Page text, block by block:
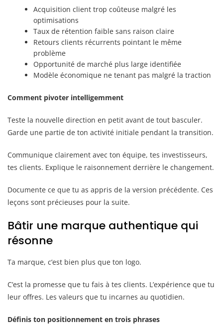
Acquisition client trop coûteuse malgré les
optimisations
Taux de rétention faible sans raison claire
Retours clients récurrents pointant le même
problème
Opportunité de marché plus large identifiée
Modèle économique ne tenant pas malgré la traction
Comment pivoter intelligemment
Teste la nouvelle direction en petit avant de tout basculer.
Garde une partie de ton activité initiale pendant la transition.
Communique clairement avec ton équipe, tes investisseurs,
tes clients. Explique le raisonnement derrière le changement.
Documente ce que tu as appris de la version précédente. Ces
leçons sont précieuses pour la suite.
Bâtir une marque authentique qui
résonne
Ta marque, c’est bien plus que ton logo.
C’est la promesse que tu fais à tes clients. L’expérience que tu
leur offres. Les valeurs que tu incarnes au quotidien.
Définis ton positionnement en trois phrases